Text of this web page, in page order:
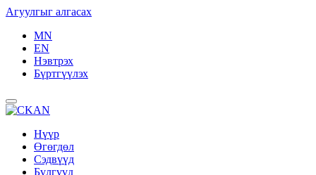
Агуулгыг алгасах
MN
EN
Нэвтрэх
Бүртгүүлэх
Нүүр
Өгөгдөл
Сэдвүүд
Бүлгүүд